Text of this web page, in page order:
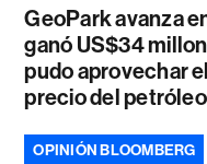
GeoPark avanza
ganó US$34
pudo aprovechar
precio del petróleo
OPINIÓN BLOOMBERG